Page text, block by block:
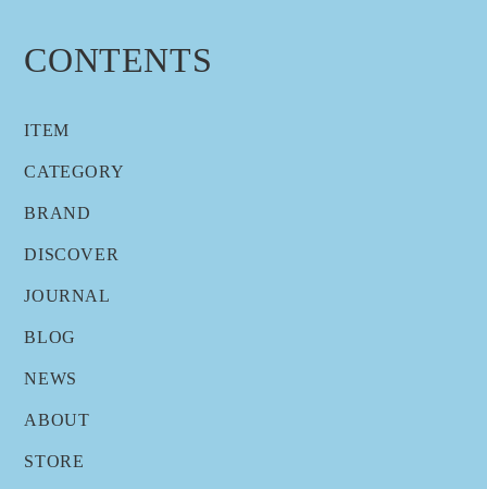
CONTENTS
ITEM
CATEGORY
BRAND
DISCOVER
JOURNAL
BLOG
NEWS
ABOUT
STORE